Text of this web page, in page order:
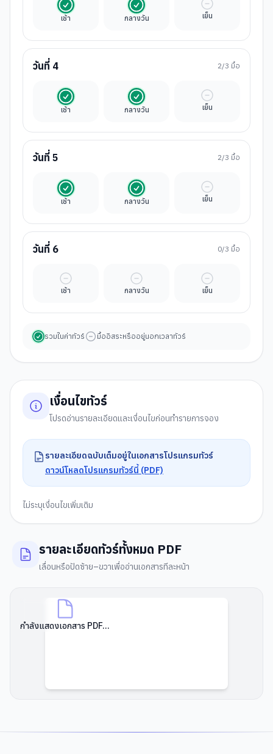
เช้า
รวมในค่าทัวร์
กลางวัน
รวมในค่าทัวร์
เย็น
มื้ออิสระ
วันที่ 4 2/3 มื้อ
เช้า
รวมในค่าทัวร์
กลางวัน
รวมในค่าทัวร์
เย็น
มื้ออิสระ
วันที่ 5 2/3 มื้อ
เช้า
รวมในค่าทัวร์
กลางวัน
รวมในค่าทัวร์
เย็น
มื้ออิสระ
วันที่ 6 0/3 มื้อ
เช้า
มื้ออิสระ
กลางวัน
มื้ออิสระ
เย็น
มื้ออิสระ
รวมในค่าทัวร์ มื้ออิสระหรืออยู่นอกเวลาทัวร์
เงื่อนไขทัวร์
โปรดอ่านรายละเอียดและเงื่อนไขก่อนทำรายการจอง
รายละเอียดฉบับเต็มอยู่ในเอกสารโปรแกรมทัวร์
ดาวน์โหลดโปรแกรมทัวร์นี้ (PDF)
ไม่ระบุเงื่อนไขเพิ่มเติม
รายละเอียดทัวร์ทั้งหมด PDF
เลื่อนหรือปัดซ้าย–ขวาเพื่ออ่านเอกสารทีละหน้า
กำลังแสดงเอกสาร PDF...